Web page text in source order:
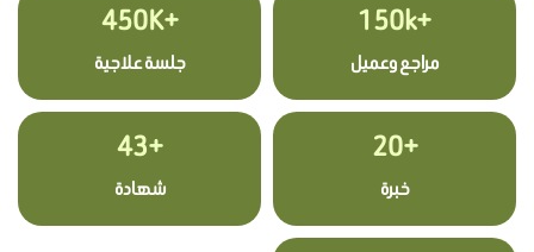
+150k
مراجع وعميل
+450K
جلسة علاجية
+20
خبرة
+43
شهادة